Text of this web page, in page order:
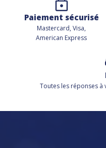
Paiement sécurisé
Mastercard, Visa,
American Express
Toutes les réponses à